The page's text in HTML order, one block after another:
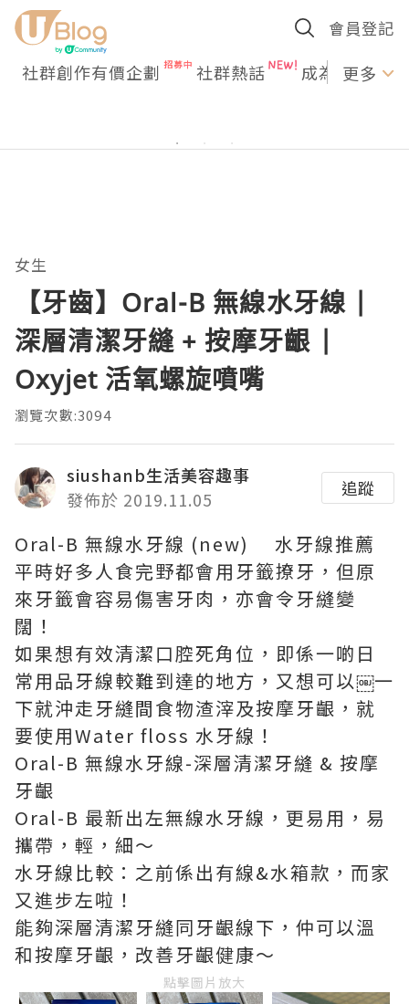
會員登記
社群創作有價企劃 社群熱話 成為U更多
女生
【牙齒】Oral-B 無線水牙線 |
深層清潔牙縫 + 按摩牙齦 |
Oxyjet 活氧螺旋噴嘴
瀏覽次數:3094
siushanb生活美容趣事
發佈於 2019.11.05
追蹤
Oral-B 無線水牙線 (new) 水牙線推薦
平時好多人食完野都會用牙籤撩牙，但原
來牙籤會容易傷害牙肉，亦會令牙縫變
闊！
如果想有效清潔口腔死角位，即係一啲日
常用品牙線較難到達的地方，又想可以￼一
下就沖走牙縫間食物渣滓及按摩牙齦，就
要使用Water floss 水牙線！
Oral-B 無線水牙線-深層清潔牙縫 & 按摩
牙齦
Oral-B 最新出左無線水牙線，更易用，易
攜帶， 輕，細～
水牙線比較：之前係出有線&水箱款，而家
又進步左啦！
能夠深層清潔牙縫同牙齦線下，仲可以溫
和按摩牙齦，改善牙齦健康～
點擊圖片放大